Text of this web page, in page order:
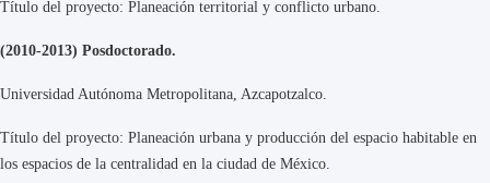
Título del proyecto: Planeación territorial y conflicto urbano.
(2010-2013) Posdoctorado.
Universidad Autónoma Metropolitana, Azcapotzalco.
Título del proyecto: Planeación urbana y producción del espacio habitable en
los espacios de la centralidad en la ciudad de México.